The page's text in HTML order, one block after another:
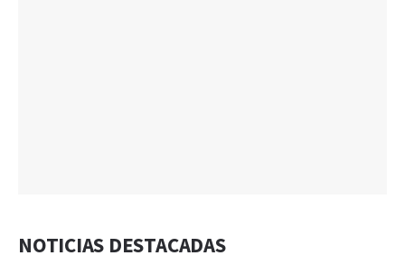
NOTICIAS DESTACADAS